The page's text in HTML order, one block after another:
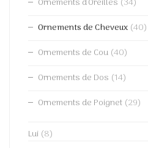
Ornements de Cheveux (40)
Ornements de Cou (40)
Ornements de Dos (14)
Ornements de Poignet (29)
Lui (8)